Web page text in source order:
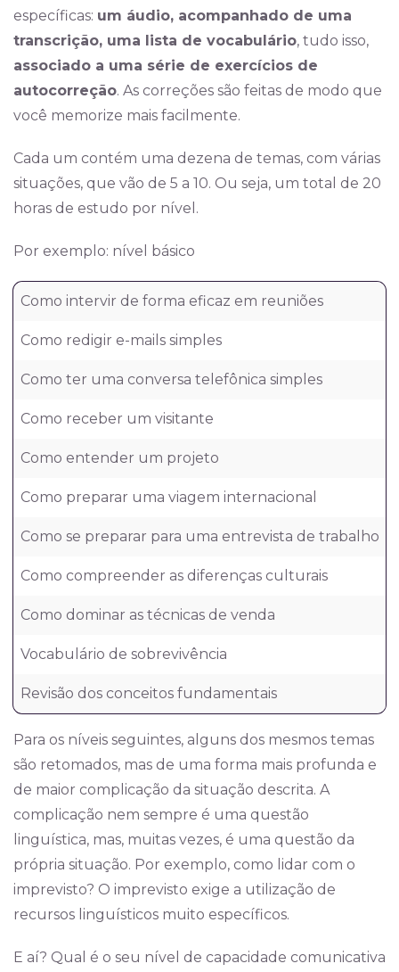
específicas: um áudio, acompanhado de uma
transcrição, uma lista de vocabulário, tudo isso,
associado a uma série de exercícios de
autocorreção. As correções são feitas de modo que
você memorize mais facilmente.
Cada um contém uma dezena de temas, com várias
situações, que vão de 5 a 10. Ou seja, um total de 20
horas de estudo por nível.
Por exemplo: nível básico
Como intervir de forma eficaz em reuniões
Como redigir e-mails simples
Como ter uma conversa telefônica simples
Como receber um visitante
Como entender um projeto
Como preparar uma viagem internacional
Como se preparar para uma entrevista de trabalho
Como compreender as diferenças culturais
Como dominar as técnicas de venda
Vocabulário de sobrevivência
Revisão dos conceitos fundamentais
Para os níveis seguintes, alguns dos mesmos temas
são retomados, mas de uma forma mais profunda e
de maior complicação da situação descrita. A
complicação nem sempre é uma questão
linguística, mas, muitas vezes, é uma questão da
própria situação. Por exemplo, como lidar com o
imprevisto? O imprevisto exige a utilização de
recursos linguísticos muito específicos.
E aí? Qual é o seu nível de capacidade comunicativa